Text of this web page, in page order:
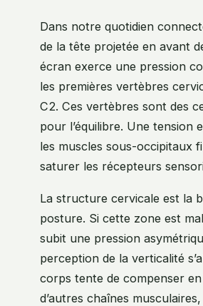
Dans notre quotidien
de la tête projetée en avant
écran exerce une pression
les premières vertèbres
C2. Ces vertèbres sont des
pour l’équilibre. Une tension
les muscles sous-occipitaux
saturer les récepteurs
La structure cervicale est la
posture. Si cette zone est
subit une pression
perception de la verticalité
corps tente de compenser
d’autres chaînes